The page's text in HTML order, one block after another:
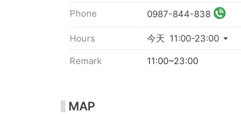
Phone 0987-844-838
Hours
今天 11:00-23:00
Remark
11:00~23:00
MAP